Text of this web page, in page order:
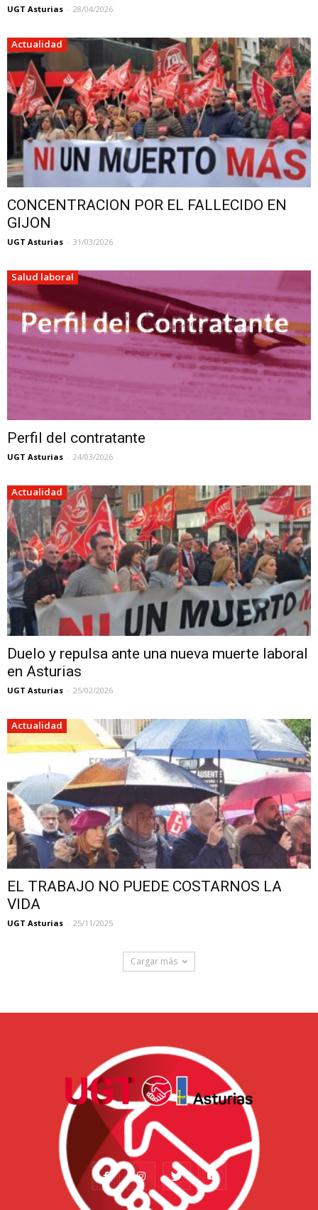
UGT Asturias - 28/04/2026
Actualidad
CONCENTRACION POR EL FALLECIDO EN
GIJON
UGT Asturias - 31/03/2026
Salud laboral
Perfil del contratante
UGT Asturias - 24/03/2026
Actualidad
Duelo y repulsa ante una nueva muerte laboral
en Asturias
UGT Asturias - 25/02/2026
Actualidad
EL TRABAJO NO PUEDE COSTARNOS LA
VIDA
UGT Asturias - 25/11/2025
Cargar más